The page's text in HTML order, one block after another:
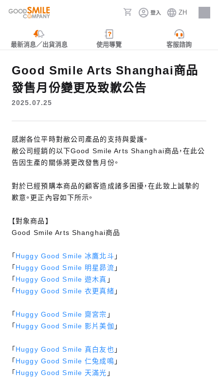
登入 ZH
人才招募
最新消息／出貨消息 使用導覽 客服諮詢
Good Smile Arts Shanghai商品
發售月份變更及致歉公告
2025.07.25
感謝各位平時對敝公司產品的支持與愛護。
敝公司經銷的以下Good Smile Arts Shanghai商品，在此公
告因生產的關係將更改發售月份。
對於已經預購本商品的顧客造成諸多困擾，在此致上誠摯的
歉意。更正內容如下所示。
【對象商品】
Good Smile Arts Shanghai商品
「 Huggy Good Smile 冰鷹北斗 」
「 Huggy Good Smile 明星昴流 」
「 Huggy Good Smile 遊木真 」
「 Huggy Good Smile 衣更真緒 」
「 Huggy Good Smile 齋宮宗 」
「 Huggy Good Smile 影片美伽 」
「 Huggy Good Smile 真白友也 」
「 Huggy Good Smile 仁兔成鳴 」
「 Huggy Good Smile 天滿光 」